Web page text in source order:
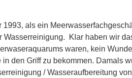
als ein
Klar haben wir
waren, kein
den Griff zu bekommen. Damals
/ Wasseraufbereitung